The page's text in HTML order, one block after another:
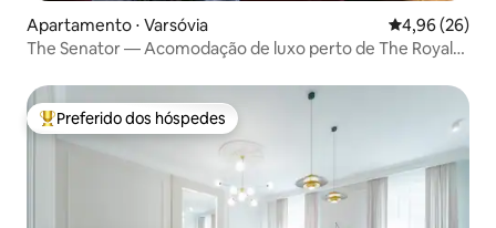
Apartamento ⋅ Varsóvia 4,96 de uma
4,96 (26)
The Senator — Acomodação de luxo perto de The Royal
Entre os melhores preferidos dos hóspedes
Preferido dos hóspedes